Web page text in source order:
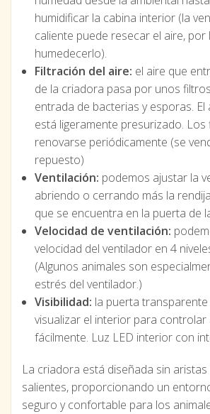
humidificar la cabina interior (la
caliente puede resecar el aire, por
humedecerlo).
Filtración del aire: el aire que
de la criadora pasa por unos
entrada de bacterias y esporas.
está ligeramente presurizado. Los
renovarse periódicamente (se
repuesto)
Ventilación: podemos ajustar la
abriendo o cerrando más la
que se encuentra en la puerta de
Velocidad de ventilación:
velocidad del ventilador en 4
(Algunos animales son
estrés del ventilador.)
Visibilidad: la puerta
visualizar el interior para controlar
fácilmente. Luz LED interior con
La criadora está diseñada sin aristas
salientes, proporcionando un
seguro y confortable para los